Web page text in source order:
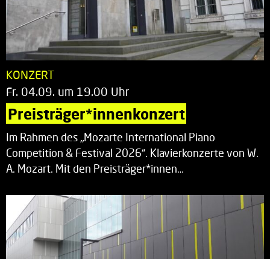
KONZERT
Fr. 04.09. um 19.00 Uhr
Preisträger*innenkonzert
Im Rahmen des „Mozarte International Piano
Competition & Festival 2026“. Klavierkonzerte von W.
A. Mozart. Mit den Preisträger*innen…